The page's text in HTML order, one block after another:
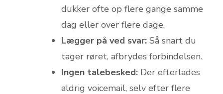
dukker ofte op flere gange samme
dag eller over flere dage.
Lægger på ved svar: Så snart du
tager røret, afbrydes forbindelsen.
Ingen talebesked: Der efterlades
aldrig voicemail, selv efter flere